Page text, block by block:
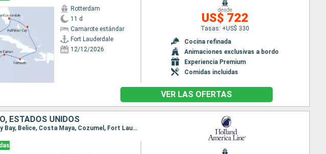
Rotterdam
11 d
Camarote estándar
Fort Lauderdale
12/12/2026
desde
US$ 722
Tasas: +US$ 330
Cocina refinada
Animaciones exclusivas a bordo
Experiencia Premium
Comidas incluidas
VER LAS OFERTAS
ESTADOS UNIDOS
Itinerario : Fort Lauderdale, Half Moon Cay, Falmouth, Mahogany Bay, Belice, Costa Maya, Cozumel, Fort Lauderdale